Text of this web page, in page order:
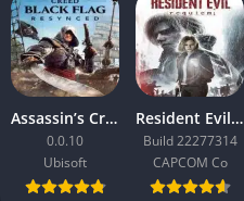
Assassin’s Creed Black Flag Resynced
0.0.10
Ubisoft
Resident Evil Requiem
Build 22277314
CAPCOM Co